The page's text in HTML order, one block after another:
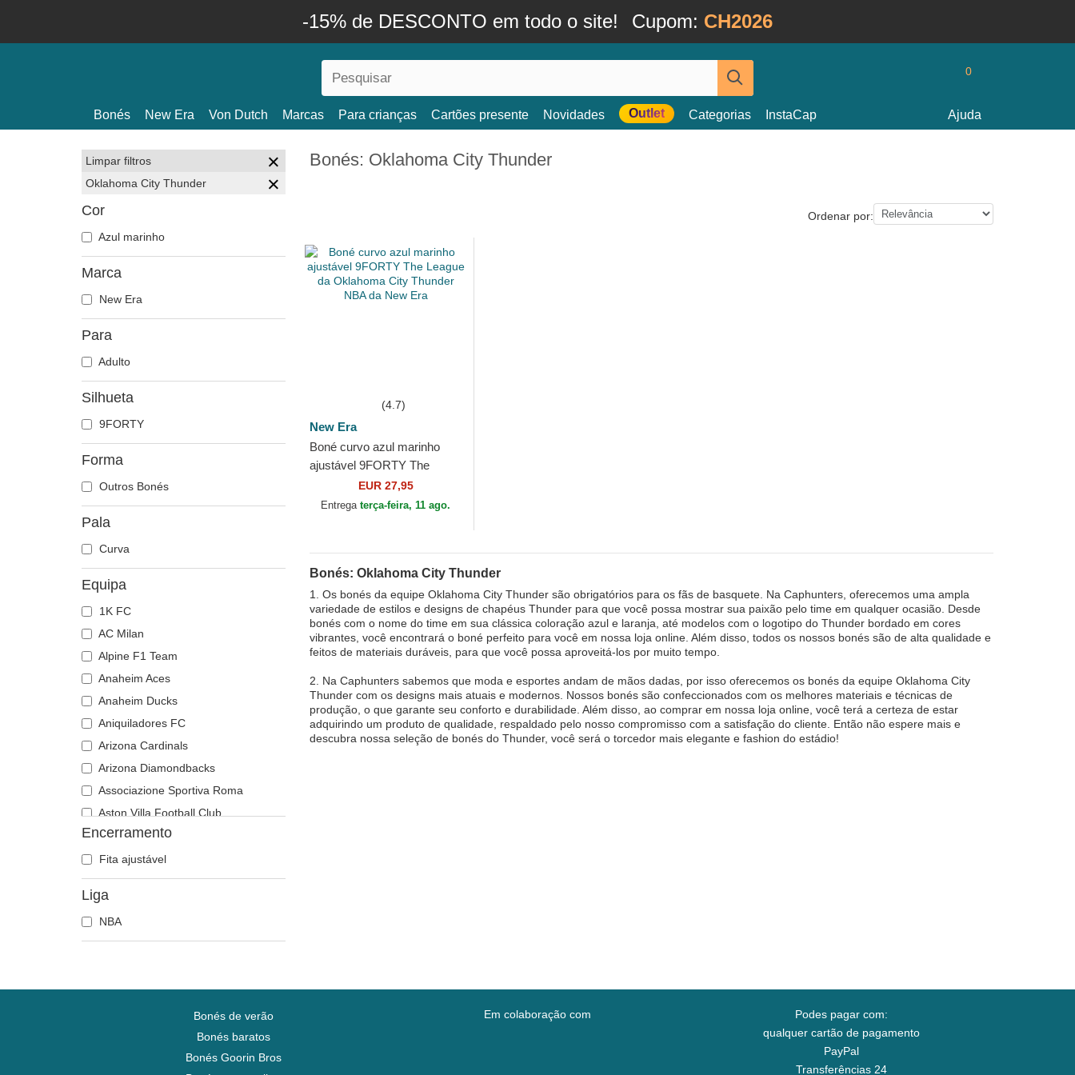
-15% de DESCONTO em todo o site! Cupom: CH2026
0
Bonés New Era Von Dutch Marcas Para crianças Cartões presente Novidades Outlet Categorias InstaCap Ajuda
Limpar filtros
Oklahoma City Thunder
Cor
Azul marinho
Marca
New Era
Para
Adulto
Silhueta
9FORTY
Forma
Outros Bonés
Pala
Curva
Equipa
1K FC
AC Milan
Alpine F1 Team
Anaheim Aces
Anaheim Ducks
Aniquiladores FC
Arizona Cardinals
Arizona Diamondbacks
Associazione Sportiva Roma
Aston Villa Football Club
Atlanta Braves
Atlanta Falcons
Boston Bruins
Boston Celtics
Boston Red Sox
Chelsea Football Club
Chicago Blackhawks
Encerramento
Fita ajustável
Liga
NBA
Bonés: Oklahoma City Thunder
Ordenar por:
(4.7)
New Era
Boné curvo azul marinho
ajustável 9FORTY The
League da Oklahoma City
Thunder NBA da New Era
EUR 27,95
Entregaterça-feira, 11 ago.
Bonés: Oklahoma City Thunder
1. Os bonés da equipe Oklahoma City Thunder são obrigatórios para os fãs de basquete. Na Caphunters, oferecemos uma ampla
variedade de estilos e designs de chapéus Thunder para que você possa mostrar sua paixão pelo time em qualquer ocasião. Desde
bonés com o nome do time em sua clássica coloração azul e laranja, até modelos com o logotipo do Thunder bordado em cores
vibrantes, você encontrará o boné perfeito para você em nossa loja online. Além disso, todos os nossos bonés são de alta qualidade e
feitos de materiais duráveis, para que você possa aproveitá-los por muito tempo.
2. Na Caphunters sabemos que moda e esportes andam de mãos dadas, por isso oferecemos os bonés da equipe Oklahoma City
Thunder com os designs mais atuais e modernos. Nossos bonés são confeccionados com os melhores materiais e técnicas de
produção, o que garante seu conforto e durabilidade. Além disso, ao comprar em nossa loja online, você terá a certeza de estar
adquirindo um produto de qualidade, respaldado pelo nosso compromisso com a satisfação do cliente. Então não espere mais e
descubra nossa seleção de bonés do Thunder, você será o torcedor mais elegante e fashion do estádio!
Bonés de verão
Bonés baratos
Bonés Goorin Bros
Em colaboração com
Podes pagar com:
qualquer cartão de pagamento
PayPal
Transferências 24